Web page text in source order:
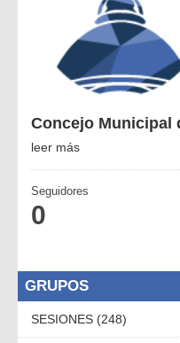
Concejo Municipal
leer más
Seguidores
0
GRUPOS
SESIONES (248)